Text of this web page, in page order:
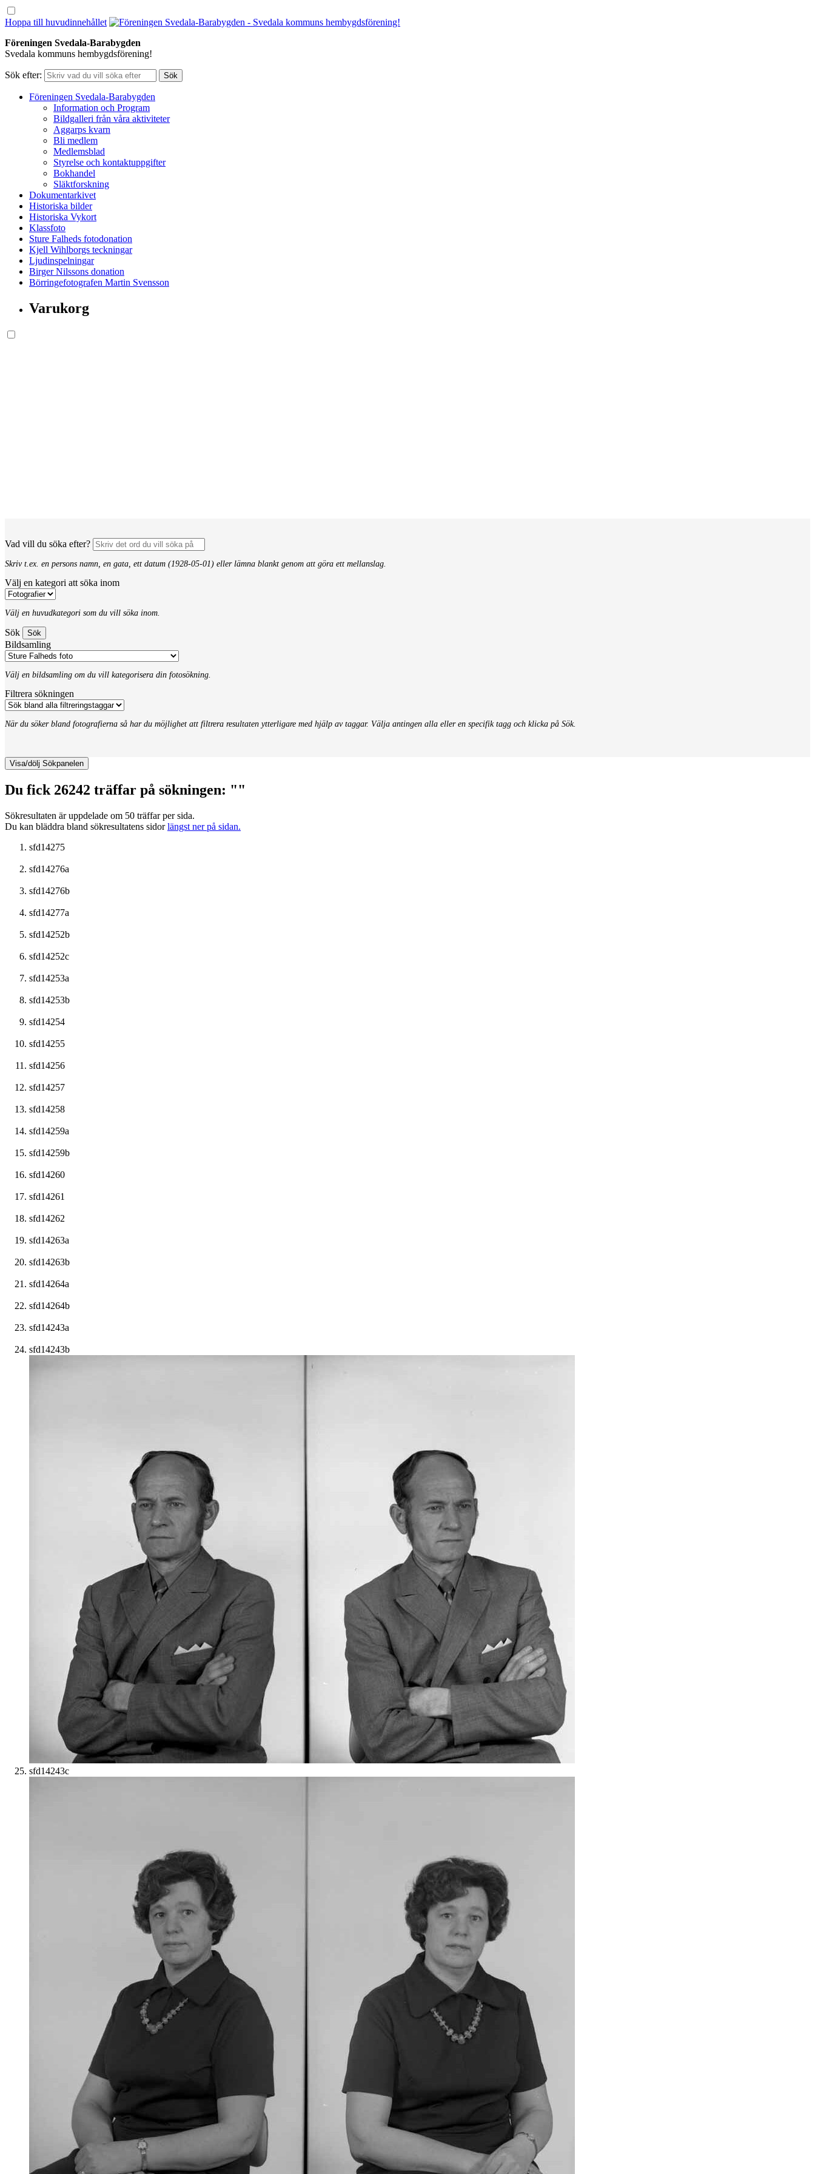
Hoppa till huvudinnehållet
Föreningen Svedala-Barabygden
Svedala kommuns hembygdsförening!
Sök efter:
Föreningen Svedala-Barabygden
Information och Program
Bildgalleri från våra aktiviteter
Aggarps kvarn
Bli medlem
Medlemsblad
Styrelse och kontaktuppgifter
Bokhandel
Släktforskning
Dokumentarkivet
Historiska bilder
Historiska Vykort
Klassfoto
Sture Falheds fotodonation
Kjell Wihlborgs teckningar
Ljudinspelningar
Birger Nilssons donation
Börringefotografen Martin Svensson
Varukorg
Vad vill du söka efter?
Skriv t.ex. en persons namn, en gata, ett datum (1928-05-01) eller lämna blankt genom att göra ett mellanslag.
Välj en kategori att söka inom
Välj en huvudkategori som du vill söka inom.
Sök
Bildsamling
Välj en bildsamling om du vill kategorisera din fotosökning.
Filtrera sökningen
När du söker bland fotografierna så har du möjlighet att filtrera resultaten ytterligare med hjälp av taggar. Välja antingen alla eller en specifik tagg och klicka på Sök.
Visa/dölj Sökpanelen
Du fick 26242 träffar på sökningen: ""
Sökresultaten är uppdelade om 50 träffar per sida.
Du kan bläddra bland sökresultatens sidorlängst ner på sidan.
sfd14275
sfd14276a
sfd14276b
sfd14277a
sfd14252b
sfd14252c
sfd14253a
sfd14253b
sfd14254
sfd14255
sfd14256
sfd14257
sfd14258
sfd14259a
sfd14259b
sfd14260
sfd14261
sfd14262
sfd14263a
sfd14263b
sfd14264a
sfd14264b
sfd14243a
sfd14243b
sfd14243c